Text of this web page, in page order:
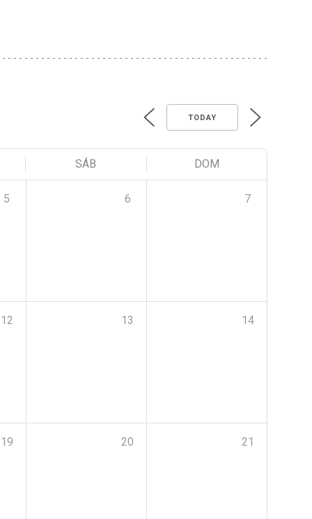
TODAY
SÁB DOM
5 6 7
12 13 14
19 20 21